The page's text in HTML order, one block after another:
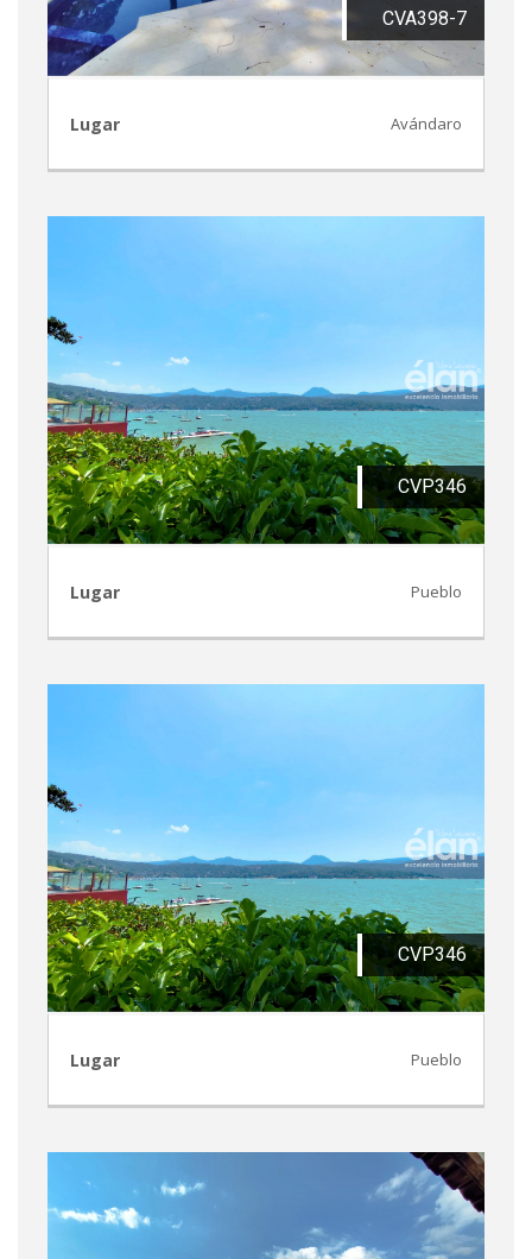
CVA398-7
Lugar Avándaro
CVP346
Lugar Pueblo
CVP346
Lugar Pueblo